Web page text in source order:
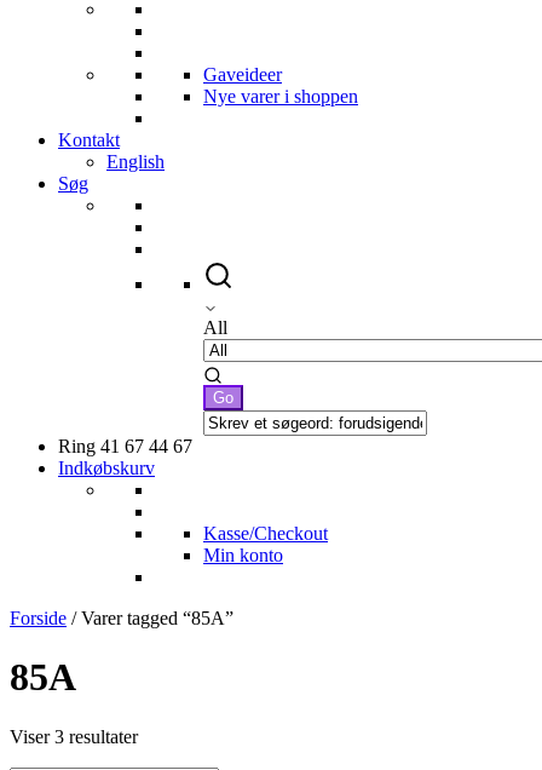
Gaveideer
Nye varer i shoppen
Kontakt
English
Søg
All
Ring 41 67 44 67
Indkøbskurv
Kasse/Checkout
Min konto
Forside / Varer tagged “85A”
85A
Viser 3 resultater